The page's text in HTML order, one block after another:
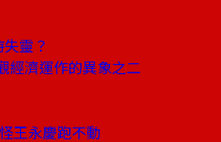
靈？
濟運作的異象之二
王永慶跑不動